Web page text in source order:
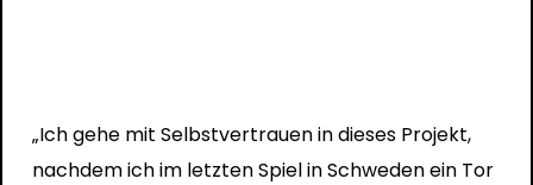
„Ich gehe mit Selbstvertrauen in dieses Projekt,
nachdem ich im letzten Spiel in Schweden ein Tor